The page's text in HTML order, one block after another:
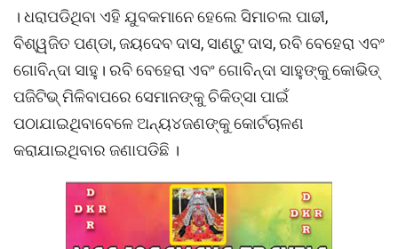
। ଧରାପଡିଥିବା ଏହି ଯୁବକମାନେ ହେଲେ ସିମାଚଲ ପାଢୀ,
ବିଶ୍ୱଜିତ ପଣ୍ଡା, ଜୟଦେବ ଦାସ, ସାଣ୍ଟୁ ଦାସ, ରବି ବେହେରା ଏବଂ
ଗୋବିନ୍ଦା ସାହୁ। ରବି ବେହେରା ଏବଂ ଗୋବିନ୍ଦା ସାହୁଙ୍କୁ କୋଭିଡ୍
ପଜିଟିଭ୍ ମିଳିବାପରେ ସେମାନଙ୍କୁ ଚିକିତ୍ସା ପାଇଁ
ପଠାଯାଇଥିବାବେଳେ ଅନ୍ୟ୪ଜଣଙ୍କୁ କୋର୍ଟଚାଳଣ
କରାଯାଇଥିବାର ଜଣାପଡିଛି ।